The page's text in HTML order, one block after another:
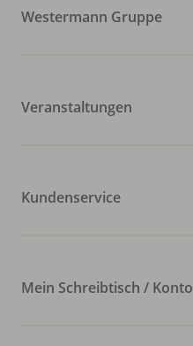
Westermann Gruppe
Veranstaltungen
Kundenservice
Mein Schreibtisch / Konto